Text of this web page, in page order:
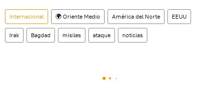
Internacional 🌍 Oriente Medio América del Norte EEUU
Irak Bagdad misiles ataque noticias